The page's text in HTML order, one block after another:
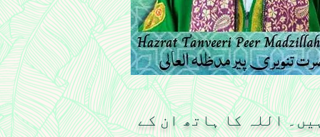
اللہ کا ہاتھ ان کے